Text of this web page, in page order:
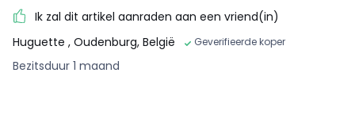
Ik zal dit artikel aanraden aan een vriend(in)
Huguette , Oudenburg, België Geverifieerde koper
Bezitsduur 1 maand